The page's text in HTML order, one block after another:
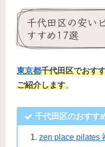
千代田区の安い
すすめ17選
東京都千代田区でおす
ご紹介します。
千代田区のおすす
zen place pilates